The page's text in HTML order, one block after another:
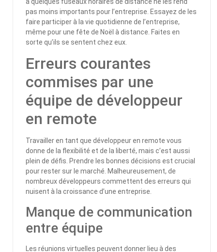
pas moins importants pour l’entreprise. Essayez de les
faire participer à la vie quotidienne de l’entreprise,
même pour une fête de Noël à distance. Faites en
sorte qu’ils se sentent chez eux.
Erreurs courantes
commises par une
équipe de développeur
en remote
Travailler en tant que développeur en remote vous
donne de la flexibilité et de la liberté, mais c’est aussi
plein de défis. Prendre les bonnes décisions est crucial
pour rester sur le marché. Malheureusement, de
nombreux développeurs commettent des erreurs qui
nuisent à la croissance d’une entreprise.
Manque de communication
entre équipe
Les réunions virtuelles peuvent donner lieu à des